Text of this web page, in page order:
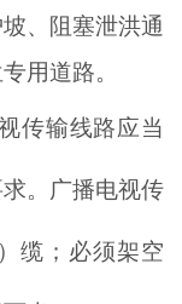
、阻塞泄洪通
用道路。
传输线路应当
。广播电视传
缆；必须架空